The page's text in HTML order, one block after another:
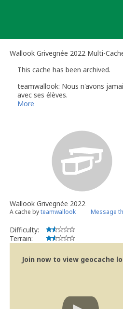
Wallook Grivegnée 2022 Multi-
This cache has been archived.
teamwallook: Nous n'avons
avec ses élèves.
Nous n'avons pas la possibilité
More
Wallook Grivegnée 2022
A cache byteamwallook Message
Difficulty:
Terrain:
Join now to view geocache